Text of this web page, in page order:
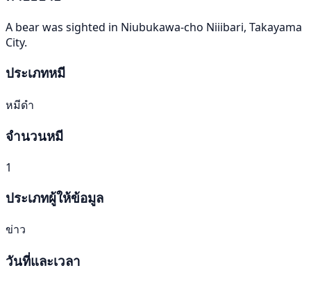
A bear was sighted in Niubukawa-cho Niiibari, Takayama
City.
ประเภทหมี
หมีดำ
จำนวนหมี
1
ประเภทผู้ให้ข้อมูล
ข่าว
วันที่และเวลา